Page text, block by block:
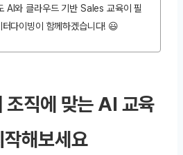
AI와 클라우드 기반 Sales 교육이 필
다이빙이 함께하겠습니다! 😃
직에 맞는 AI 교육
작해보세요